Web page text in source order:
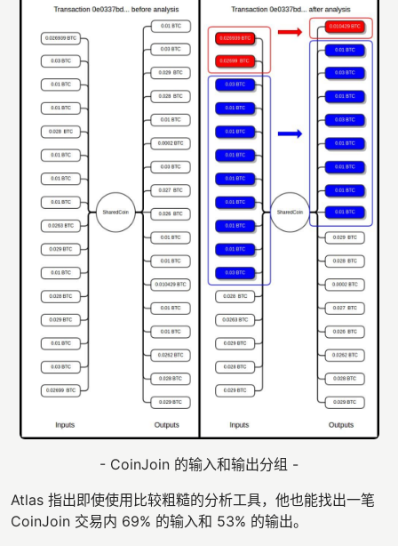
- CoinJoin 的输入和输出分组 -
Atlas 指出即使使用比较粗糙的分析工具，他也能找出一笔
CoinJoin 交易内 69% 的输入和 53% 的输出。